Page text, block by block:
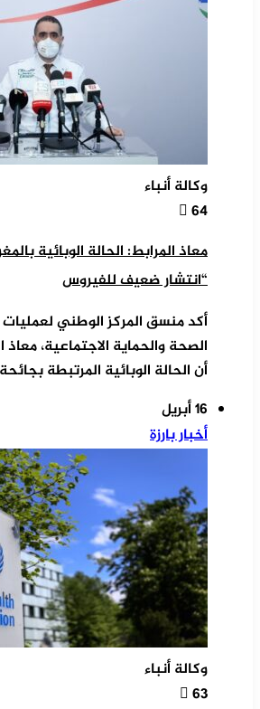
وكالة أنباء
64
معاذ المرابط: الحالة الوبائية
“انتشار ضعيف للفيروس
أكد منسق المركز الوطني لعمليات
الصحة والحماية الاجتماعية، معاذ
أن الحالة الوبائية المرتبطة
16 أبريل
أخبار بارزة
وكالة أنباء
63